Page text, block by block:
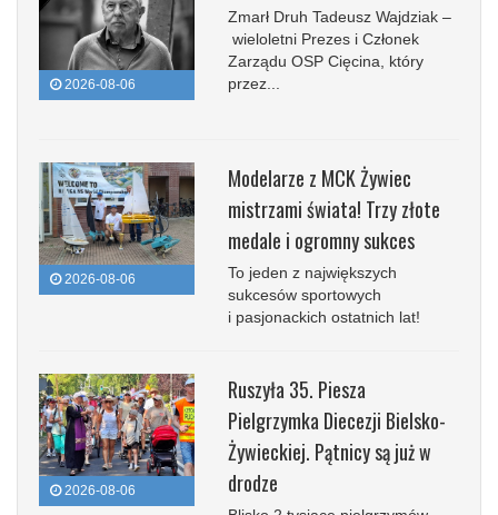
2026-08-06
Zmarł Druh Tadeusz Wajdziak –
wieloletni Prezes i Członek
Zarządu OSP Cięcina, który
przez...
2026-08-06
Modelarze z MCK Żywiec
mistrzami świata! Trzy złote
medale i ogromny sukces
To jeden z największych
sukcesów sportowych
i pasjonackich ostatnich lat!
2026-08-06
Ruszyła 35. Piesza
Pielgrzymka Diecezji Bielsko-
Żywieckiej. Pątnicy są już w
drodze